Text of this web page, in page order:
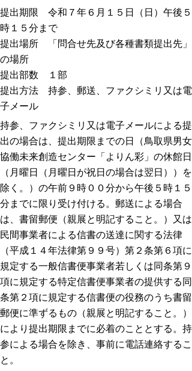
提出期限 令和７年６月１５日（日）午後５
時１５分まで
提出場所 「問合せ先及び各種書類提出先」
の場所
提出部数 １部
提出方法 持参、郵送、ファクシミリ又は電
子メール
持参、ファクシミリ又は電子メールによる提
出の場合は、提出期限までの日（鳥取県男女
協働未来創造センター「よりん彩」の休館日
（月曜日（月曜日が祝日の場合は翌日））を
除く。）の午前９時００分から午後５時１５
分までに限り受け付ける。郵送による場合
は、書留郵便（親展と明記すること。）又は
民間事業者による信書の送達に関する法律
（平成１４年法律第９９号）第２条第６項に
規定する一般信書便事業者若しくは同条第９
項に規定する特定信書便事業者の提供する同
条第２項に規定する信書便の役務のうち書留
郵便に準ずるもの（親展と明記すること。）
により提出期限までに必着のこととする。持
参による場合を除き、事前に電話連絡するこ
と。